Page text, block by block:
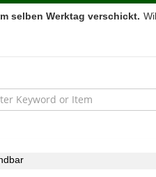
selben Werktag verschickt.